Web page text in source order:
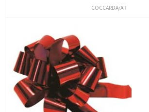
COCCARDA/AR